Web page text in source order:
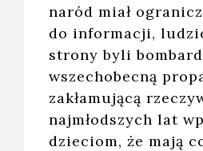
naród miał
do informacji,
strony byli
wszechobecną
zakłamującą
najmłodszych lat
dzieciom, że mają